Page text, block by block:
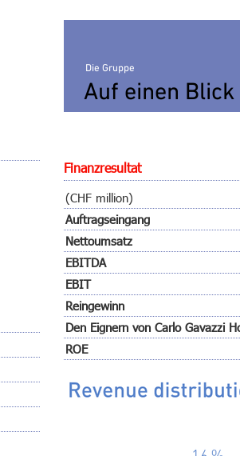
Die Gruppe
Auf einen Blick
Finanzresultat
(CHF million)
Auftragseingang
Nettoumsatz
EBITDA
EBIT
Reingewinn
Den Eignern von Carlo Gavazzi
ROE